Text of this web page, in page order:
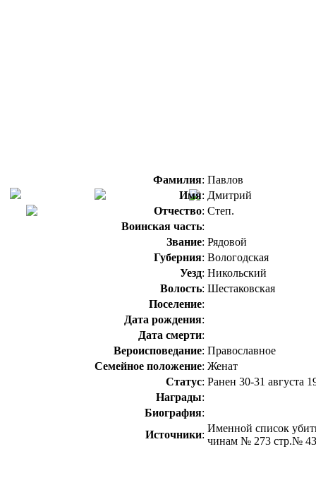
Фамилия: Павлов
Имя: Дмитрий
Отчество: Степ.
Воинская часть:
Звание: Рядовой
Губерния: Вологодская
Уезд: Никольский
Волость: Шестаковская
Поселение:
Дата рождения:
Дата смерти:
Вероисповедание: Православное
Семейное положение: Женат
Статус: Ранен 30-31 августа
Награды:
Биография:
Источники:
Именной список
чинам № 273 стр.№